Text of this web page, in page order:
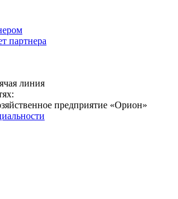
партнера
линия
предприятие «Орион»